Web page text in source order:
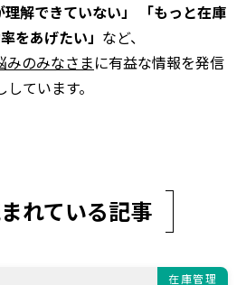
解できていない」 「もっと在庫
をあげたい」 など、
みのみなさまに有益な情報を発信
しています。
れている記事
在庫管理